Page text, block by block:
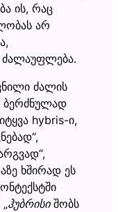
ის, რაც
არ
ძალაუფლება.
ძალის
ბერძნულად
hybris-ი,
ხშირად ეს
ჰუბრისიშობს